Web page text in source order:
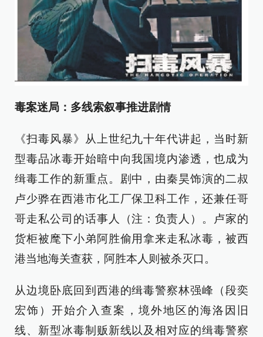
毒案迷局：多线索叙事推进剧情
《扫毒风暴》从上世纪九十年代讲起，当时新
型毒品冰毒开始暗中向我国境内渗透，也成为
缉毒工作的新重点。剧中，由秦昊饰演的二叔
卢少骅在西港市化工厂保卫科工作，还兼任哥
哥走私公司的话事人（注：负责人）。卢家的
货柜被麾下小弟阿胜偷用拿来走私冰毒，被西
港当地海关查获，阿胜本人则被杀灭口。
从边境卧底回到西港的缉毒警察林强峰（段奕
宏饰）开始介入查案，境外地区的海洛因旧
线、新型冰毒制贩新线以及相对应的缉毒警察